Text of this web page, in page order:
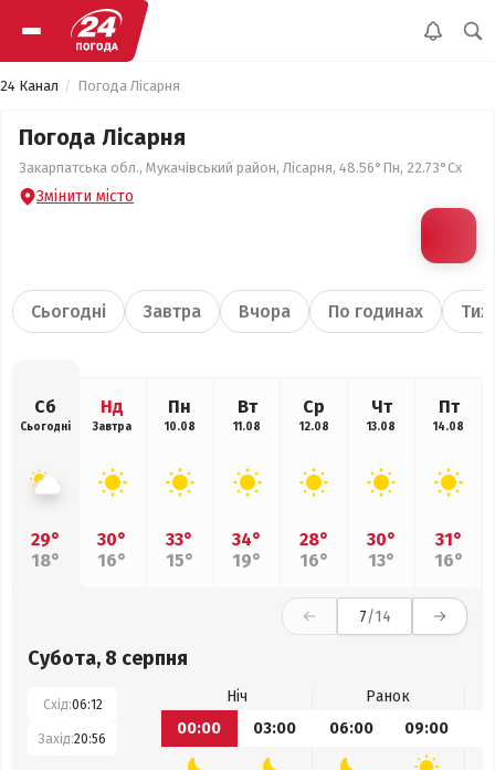
24 Канал Погода Лісарня
Погода Лісарня
Закарпатська обл., Мукачівський район, Лісарня, 48.56°Пн, 22.73°Сх
Змінити місто
Сьогодні Завтра Вчора По годинах
Сб
Сьогодні
29°
18°
Нд
Завтра
30°
16°
Пн
10.08
33°
15°
Вт
11.08
34°
19°
Ср
12.08
28°
16°
Чт
13.08
30°
13°
Пт
14.08
31°
16°
7/14
Субота, 8 серпня
Схід:06:12
Захід:20:56
Ніч
Ранок
00:00
03:00 06:00 09:00